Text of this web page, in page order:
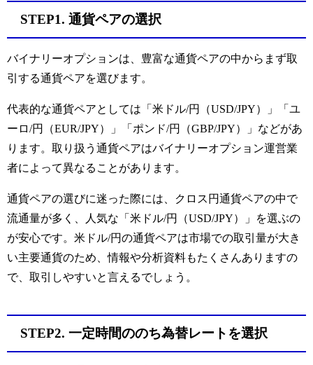
STEP1. 通貨ペアの選択
バイナリーオプションは、豊富な通貨ペアの中からまず取
引する通貨ペアを選びます。
代表的な通貨ペアとしては「米ドル/円（USD/JPY）」「ユ
ーロ/円（EUR/JPY）」「ポンド/円（GBP/JPY）」などがあ
ります。取り扱う通貨ペアはバイナリーオプション運営業
者によって異なることがあります。
通貨ペアの選びに迷った際には、クロス円通貨ペアの中で
流通量が多く、人気な「米ドル/円（USD/JPY）」を選ぶの
が安心です。米ドル/円の通貨ペアは市場での取引量が大き
い主要通貨のため、情報や分析資料もたくさんありますの
で、取引しやすいと言えるでしょう。
STEP2. 一定時間ののち為替レートを選択